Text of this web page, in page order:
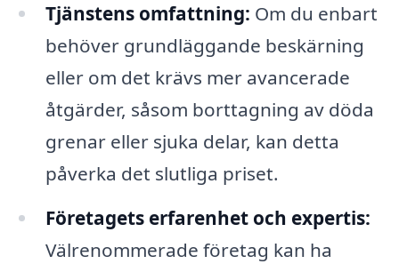
Tjänstens omfattning: Om du enbart
behöver grundläggande beskärning
eller om det krävs mer avancerade
åtgärder, såsom borttagning av döda
grenar eller sjuka delar, kan detta
påverka det slutliga priset.
Företagets erfarenhet och expertis:
Välrenommerade företag kan ha